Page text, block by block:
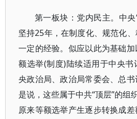
第一板块：党内民主。中
坚持25年，在制度化、规范化
一定的经验。似应以此为基础
额选举(制度)陆续适用于中央书
央政治局、政治局常委会、总
是说，这些属于中共“顶层”的组
原来等额选举产生逐步转换成差